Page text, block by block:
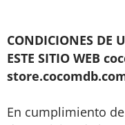
CONDICIONES DE
ESTE SITIO WEB
En cumplimiento